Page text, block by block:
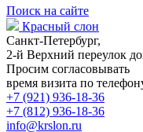
Поиск на сайте
Красный слон
Санкт-Петербург,
2-й Верхний переулок
Просим согласовывать
время визита по
+7 (921) 936-18-36
+7 (812) 936-18-36
info@krslon.ru